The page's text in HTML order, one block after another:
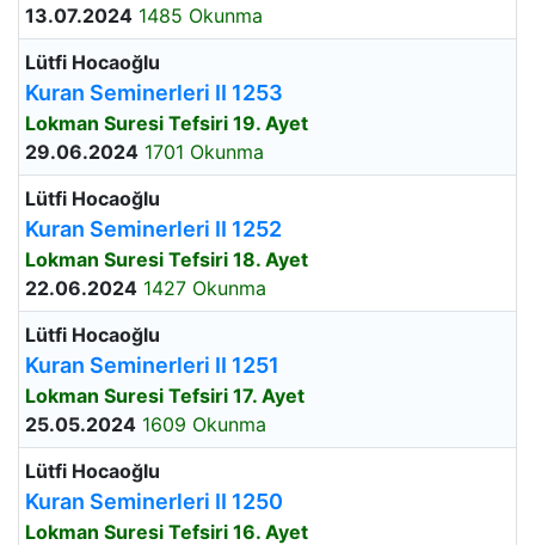
13.07.2024 1485 Okunma
Lütfi Hocaoğlu
Kuran Seminerleri II 1253
Lokman Suresi Tefsiri 19. Ayet
29.06.2024 1701 Okunma
Lütfi Hocaoğlu
Kuran Seminerleri II 1252
Lokman Suresi Tefsiri 18. Ayet
22.06.2024 1427 Okunma
Lütfi Hocaoğlu
Kuran Seminerleri II 1251
Lokman Suresi Tefsiri 17. Ayet
25.05.2024 1609 Okunma
Lütfi Hocaoğlu
Kuran Seminerleri II 1250
Lokman Suresi Tefsiri 16. Ayet